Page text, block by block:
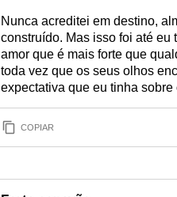
Nunca acreditei em destino,
construído. Mas isso foi até eu
amor que é mais forte que
toda vez que os seus olhos
expectativa que eu tinha
COPIAR